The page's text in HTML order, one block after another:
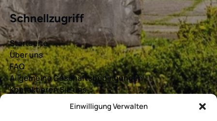
Einwilligung Verwalten
Schnellzugriff
Startseite
Über uns
FAQ
Allgemeine Geschäftsbedingungen
Kontaktieren Sie uns